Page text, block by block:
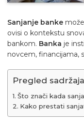
Sanjanje banke
ovisi o kontekstu
bankom. Banka je
novcem, financijama,
Pregled sadržaja
Što znači kada
Kako prestati